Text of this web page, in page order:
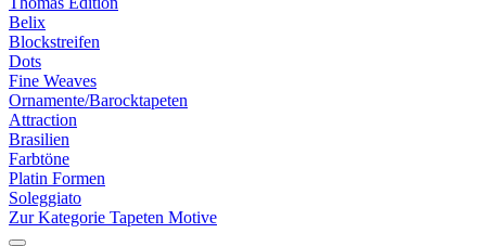
Belix
Blockstreifen
Dots
Fine Weaves
Ornamente/Barocktapeten
Attraction
Brasilien
Farbtöne
Platin Formen
Soleggiato
Zur Kategorie Tapeten Motive